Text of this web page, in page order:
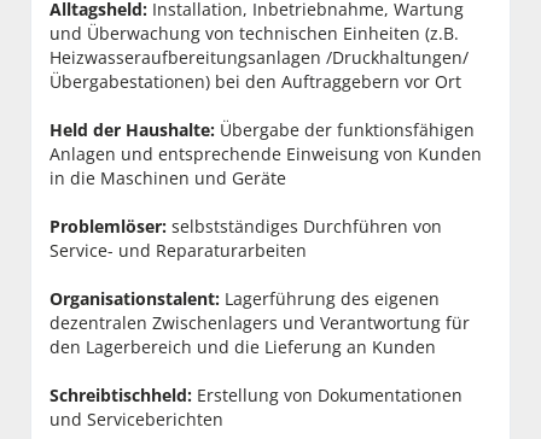
Alltagsheld: Installation, Inbetriebnahme, Wartung
und Überwachung von technischen Einheiten (z.B.
Heizwasseraufbereitungsanlagen /Druckhaltungen/
Übergabestationen) bei den Auftraggebern vor Ort
Held der Haushalte: Übergabe der funktionsfähigen
Anlagen und entsprechende Einweisung von Kunden
in die Maschinen und Geräte
Problemlöser: selbstständiges Durchführen von
Service- und Reparaturarbeiten
Organisationstalent: Lagerführung des eigenen
dezentralen Zwischenlagers und Verantwortung für
den Lagerbereich und die Lieferung an Kunden
Schreibtischheld: Erstellung von Dokumentationen
und Serviceberichten